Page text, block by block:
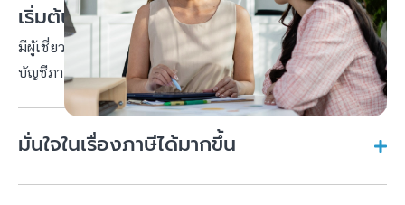
เริ่มต้นจัดการบัญชีได้ทันที
มีผู้เชี่ยวชาญช่วยดูแลบัญชีให้ตั้งแต่วันแรกโดยไม่ต้องจัดตั้งทีม
บัญชีภายใน ทำให้เริ่มต้นได้ง่ายและคล่องตัว
มั่นใจในเรื่องภาษีได้มากขึ้น